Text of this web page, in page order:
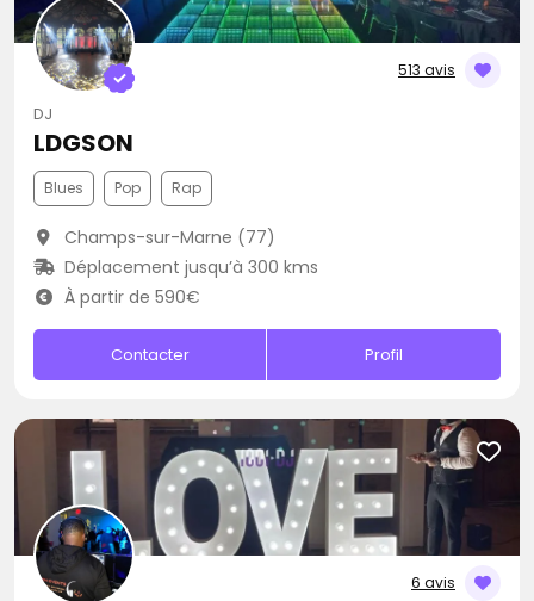
513 avis
DJ
LDGSON
Blues Pop Rap
Champs-sur-Marne (77)
Déplacement jusqu’à 300 kms
À partir de 590€
Contacter Profil
6 avis